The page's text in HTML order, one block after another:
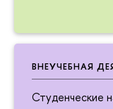
ВНЕУЧЕБНАЯ
Студенческие